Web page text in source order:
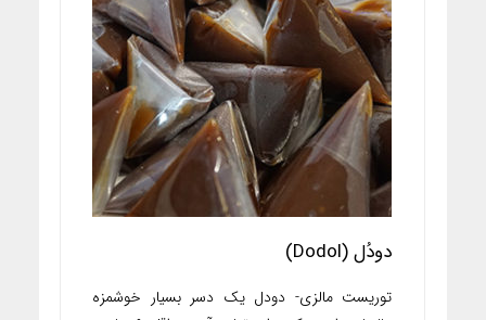
دودُل (Dodol)
توریست مالزی- دودل یک دسر بسیار خوشمزه